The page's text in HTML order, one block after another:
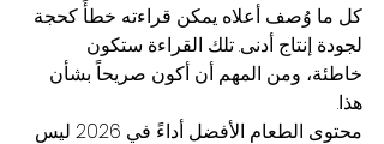
كل ما وُصف أعلاه يمكن قراءته خطأً كحجة
لجودة إنتاج أدنى. تلك القراءة ستكون
خاطئة، ومن المهم أن أكون صريحاً بشأن
هذا.
محتوى الطعام الأفضل أداءً في 2026 ليس